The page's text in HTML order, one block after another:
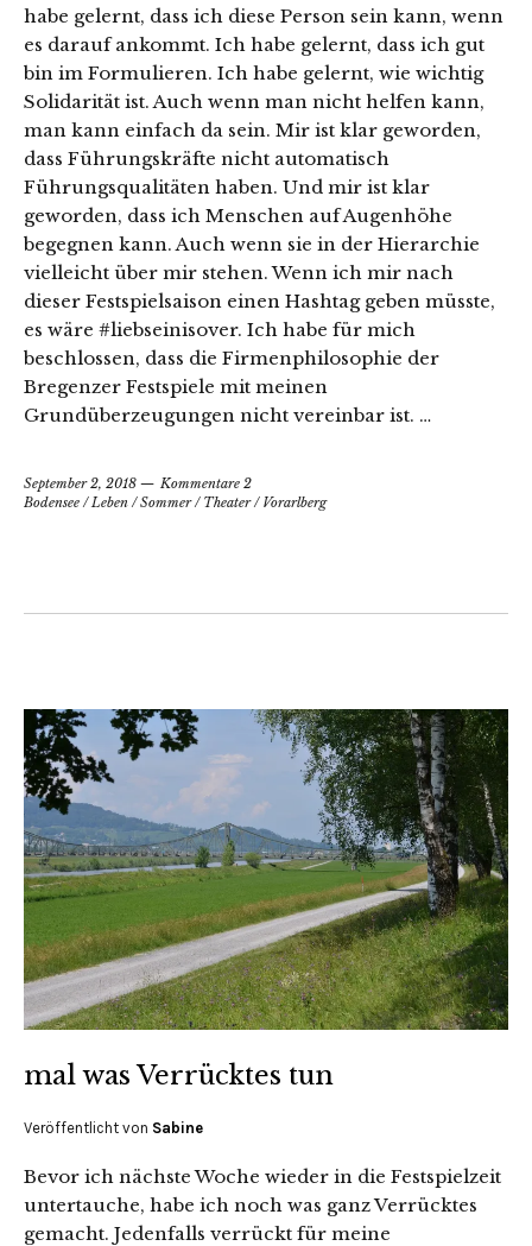
habe gelernt, dass ich diese Person sein kann, wenn
es darauf ankommt. Ich habe gelernt, dass ich gut
bin im Formulieren. Ich habe gelernt, wie wichtig
Solidarität ist. Auch wenn man nicht helfen kann,
man kann einfach da sein. Mir ist klar geworden,
dass Führungskräfte nicht automatisch
Führungsqualitäten haben. Und mir ist klar
geworden, dass ich Menschen auf Augenhöhe
begegnen kann. Auch wenn sie in der Hierarchie
vielleicht über mir stehen. Wenn ich mir nach
dieser Festspielsaison einen Hashtag geben müsste,
es wäre #liebseinisover. Ich habe für mich
beschlossen, dass die Firmenphilosophie der
Bregenzer Festspiele mit meinen
Grundüberzeugungen nicht vereinbar ist. …
September 2, 2018
Kommentare 2
Bodensee /Leben /Sommer/ Theater/ Vorarlberg
mal was Verrücktes tun
Veröffentlicht von Sabine
Bevor ich nächste Woche wieder in die Festspielzeit
untertauche, habe ich noch was ganz Verrücktes
gemacht. Jedenfalls verrückt für meine